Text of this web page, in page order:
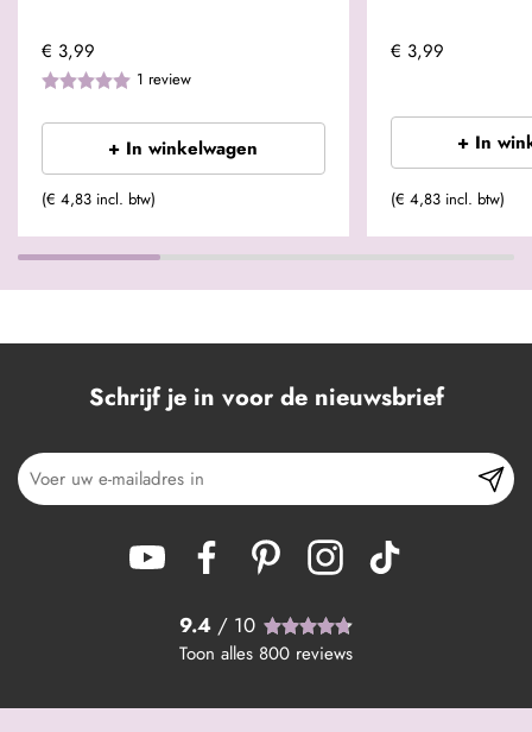
€ 3,99
1 review
+ In winkelwagen
(€ 4,83 incl. btw)
€ 3,99
+ In
(€ 4,83 incl. btw)
Schrijf je in voor de nieuwsbrief
9.4 / 10
Toon alles 800 reviews